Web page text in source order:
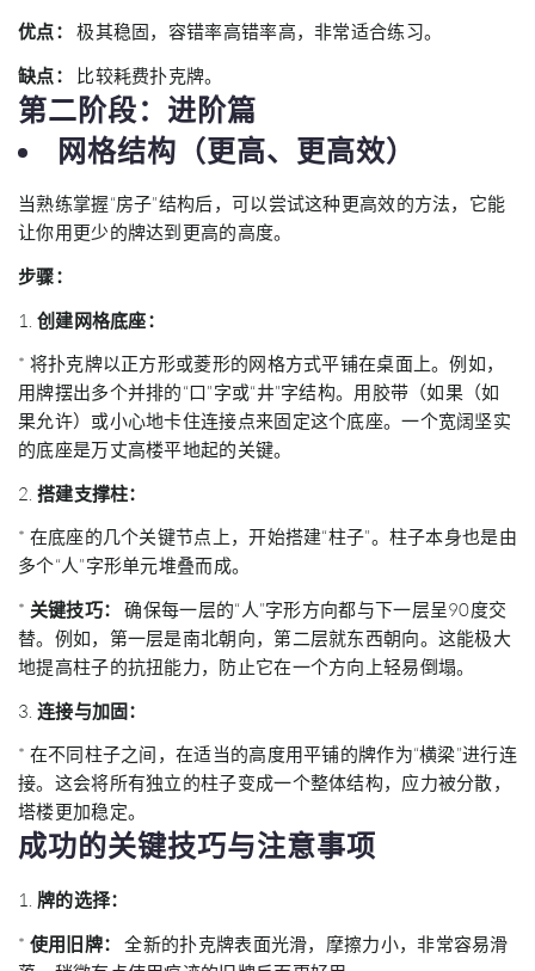
优点： 极其稳固，容错率高错率高，非常适合练习。
缺点： 比较耗费扑克牌。
第二阶段：进阶篇
网格结构（更高、更高效）
当熟练掌握“房子”结构后，可以尝试这种更高效的方法，它能
让你用更少的牌达到更高的高度。
步骤：
1. 创建网格底座：
* 将扑克牌以正方形或菱形的网格方式平铺在桌面上。例如，
用牌摆出多个并排的“口”字或“井”字结构。用胶带（如果（如
果允许）或小心地卡住连接点来固定这个底座。一个宽阔坚实
的底座是万丈高楼平地起的关键。
2. 搭建支撑柱：
* 在底座的几个关键节点上，开始搭建“柱子”。柱子本身也是由
多个“人”字形单元堆叠而成。
* 关键技巧：
确保每一层的“人”字形方向都与下一层呈90度交
替。例如，第一层是南北朝向，第二层就东西朝向。这能极大
地提高柱子的抗扭能力，防止它在一个方向上轻易倒塌。
3. 连接与加固：
* 在不同柱子之间，在适当的高度用平铺的牌作为“横梁”进行连
接。这会将所有独立的柱子变成一个整体结构，应力被分散，
塔楼更加稳定。
成功的关键技巧与注意事项
1. 牌的选择：
* 使用旧牌：
全新的扑克牌表面光滑，摩擦力小，非常容易滑